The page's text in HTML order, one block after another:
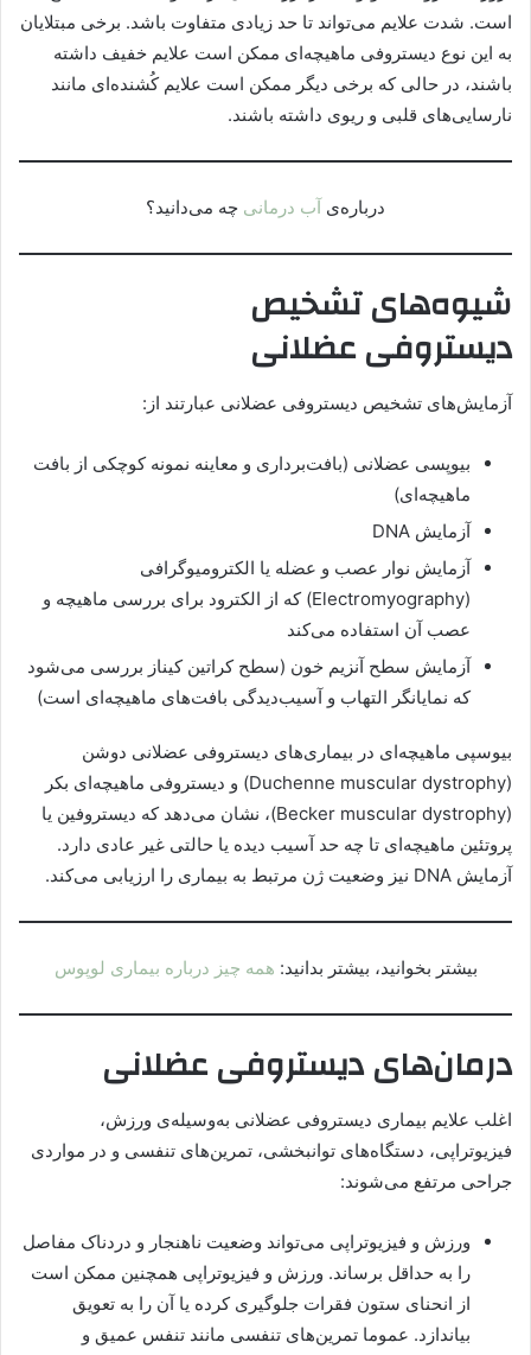
است. شدت علایم می‌تواند تا حد زیادی متفاوت باشد. برخی مبتلایان
به این نوع دیستروفی ماهیچه‌ای ممکن است علایم خفیف داشته
باشند، در حالی که برخی دیگر ممکن است علایم کُشنده‌ای مانند
نارسایی‌های قلبی و ریوی داشته باشند.
درباره‌ی آب درمانی چه می‌دانید؟
شیوه‌های تشخیص
دیستروفی عضلانی
آزمایش‌های تشخیص دیستروفی عضلانی عبارتند از:
بیوپسی عضلانی (بافت‌برداری و معاینه نمونه کوچکی از بافت
ماهیچه‌ای)
آزمایش DNA
آزمایش نوار عصب و عضله یا الکترومیوگرافی
(Electromyography) که از الکترود برای بررسی ماهیچه و
عصب آن استفاده می‌کند
آزمایش سطح آنزیم خون (سطح کراتین کیناز بررسی می‌شود
که نمایانگر التهاب و آسیب‌دیدگی بافت‌های ماهیچه‌ای است)
بیوسپی ماهیچه‌ای در بیماری‌های دیستروفی عضلانی دوشن
(Duchenne muscular dystrophy) و دیستروفی ماهیچه‌ای بکر
(Becker muscular dystrophy)، نشان می‌دهد که دیستروفین یا
پروتئین ماهیچه‌ای تا چه حد آسیب دیده یا حالتی غیر عادی دارد.
آزمایش DNA نیز وضعیت ژن مرتبط به بیماری را ارزیابی می‌کند.
بیشتر بخوانید، بیشتر بدانید: همه چیز درباره بیماری لوپوس
درمان‌های دیستروفی عضلانی
اغلب علایم بیماری دیستروفی عضلانی به‌وسیله‌ی ورزش،
فیزیوتراپی، دستگاه‌های توانبخشی، تمرین‌های تنفسی و در مواردی
جراحی مرتفع می‌شوند:
ورزش و فیزیوتراپی می‌تواند وضعیت ناهنجار و دردناک مفاصل
را به حداقل برساند. ورزش و فیزیوتراپی همچنین ممکن است
از انحنای ستون فقرات جلوگیری کرده یا آن را به تعویق
بیاندازد. عموما تمرین‌های تنفسی مانند تنفس عمیق و